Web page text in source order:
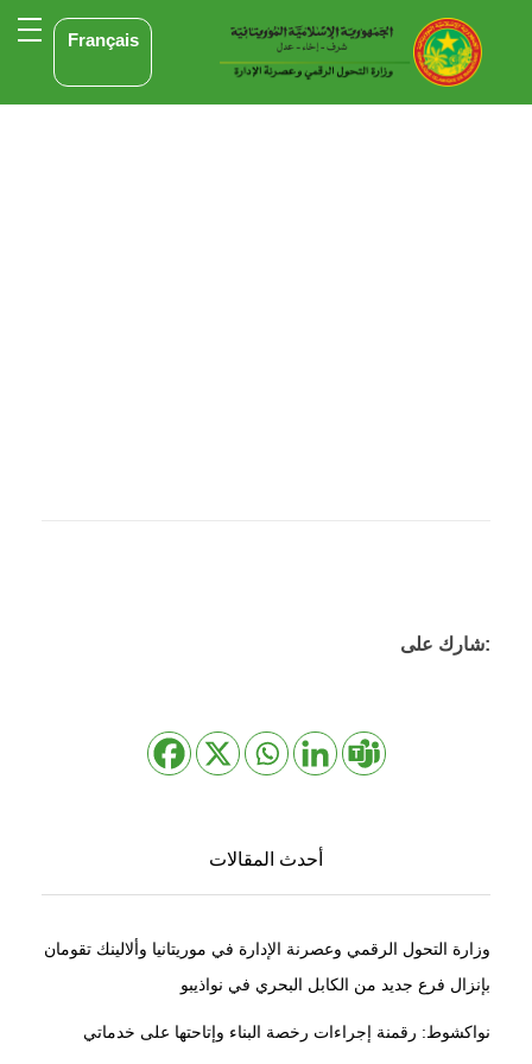
Français
شارك على:
أحدث المقالات
وزارة التحول الرقمي وعصرنة الإدارة في موريتانيا وألالينك تقومان
بإنزال فرع جديد من الكابل البحري في نواذيبو
نواكشوط: رقمنة إجراءات رخصة البناء وإتاحتها على خدماتي